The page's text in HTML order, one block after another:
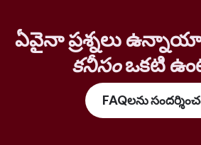
ఏవైనా ప్రశ్నలు
కనీసంఒకటి
FAQలను